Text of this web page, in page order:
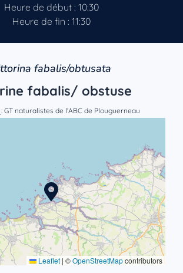
Heure de début : 10:30
Heure de fin : 11:30
fabalis/obtusata
fabalis/ obstuse
: GT naturalistes de l’ABC de Plouguerneau
Leaflet | ©OpenStreetMapcontributors